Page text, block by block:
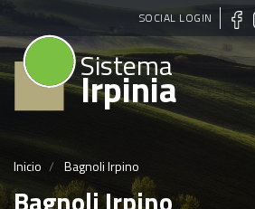
Pasar
al
contenido
principal
SOCIAL LOGIN
Sistema
Irpinia
Inicio Bagnoli Irpino